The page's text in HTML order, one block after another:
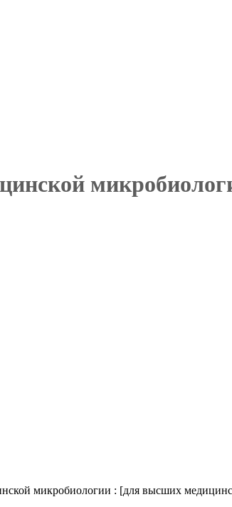
микробиологии : [для высших